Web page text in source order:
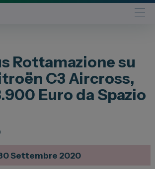
Rottamazione su
C3 Aircross,
Euro da Spazio
Settembre 2020